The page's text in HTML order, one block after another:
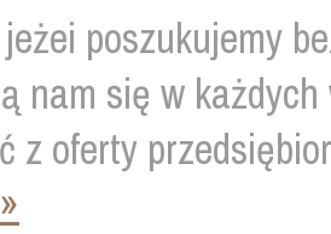
jeżei poszukujemy
nam się w
z oferty